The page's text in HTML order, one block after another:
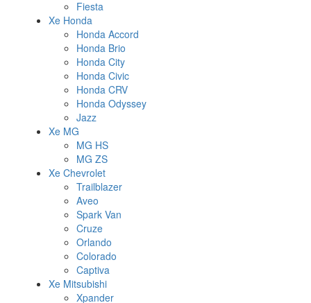
Fiesta
Xe Honda
Honda Accord
Honda Brio
Honda City
Honda Civic
Honda CRV
Honda Odyssey
Jazz
Xe MG
MG HS
MG ZS
Xe Chevrolet
Trailblazer
Aveo
Spark Van
Cruze
Orlando
Colorado
Captiva
Xe Mitsubishi
Xpander